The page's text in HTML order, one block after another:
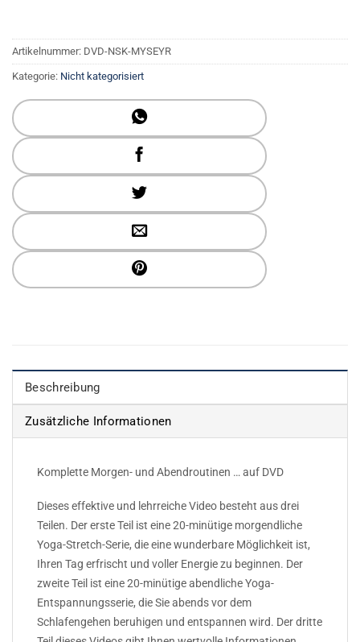
Artikelnummer: DVD-NSK-MYSEYR
Kategorie: Nicht kategorisiert
Beschreibung
Zusätzliche Informationen
Komplette Morgen- und Abendroutinen … auf DVD
Dieses effektive und lehrreiche Video besteht aus drei
Teilen. Der erste Teil ist eine 20-minütige morgendliche
Yoga-Stretch-Serie, die eine wunderbare Möglichkeit ist,
Ihren Tag erfrischt und voller Energie zu beginnen. Der
zweite Teil ist eine 20-minütige abendliche Yoga-
Entspannungsserie, die Sie abends vor dem
Schlafengehen beruhigen und entspannen wird. Der dritte